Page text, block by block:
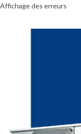
Affichage des erreurs